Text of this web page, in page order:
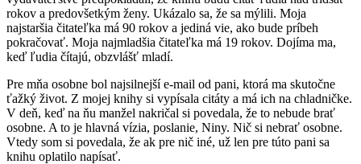
rokov a predovšetkým ženy. Ukázalo sa, že sa mýlili. Moja
najstaršia čitateľka má 90 rokov a jediná vie, ako bude príbeh
pokračovať. Moja najmladšia čitateľka má 19 rokov. Dojíma ma,
keď ľudia čítajú, obzvlášť mladí.
Pre mňa osobne bol najsilnejší e-mail od pani, ktorá ma skutočne
ťažký život. Z mojej knihy si vypísala citáty a má ich na chladničke.
V deň, keď na ňu manžel nakričal si povedala, že to nebude brať
osobne. A to je hlavná vízia, poslanie, Niny. Nič si nebrať osobne.
Vtedy som si povedala, že ak pre nič iné, už len pre túto pani sa
knihu oplatilo napísať.